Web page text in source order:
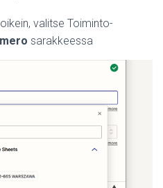
valitse Toiminto-
sarakkeessa